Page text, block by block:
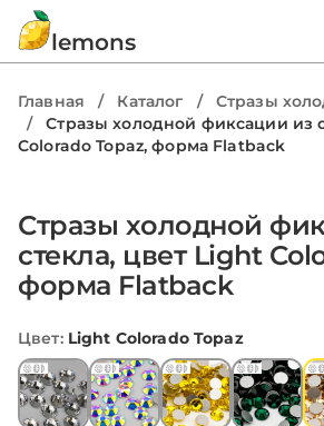
lemons
Главная / Каталог /
Стразы
/
Стразы холодной фиксации из
Colorado Topaz, форма Flatback
Стразы холодной
стекла, цвет Light
форма Flatback
Цвет: Light Colorado Topaz